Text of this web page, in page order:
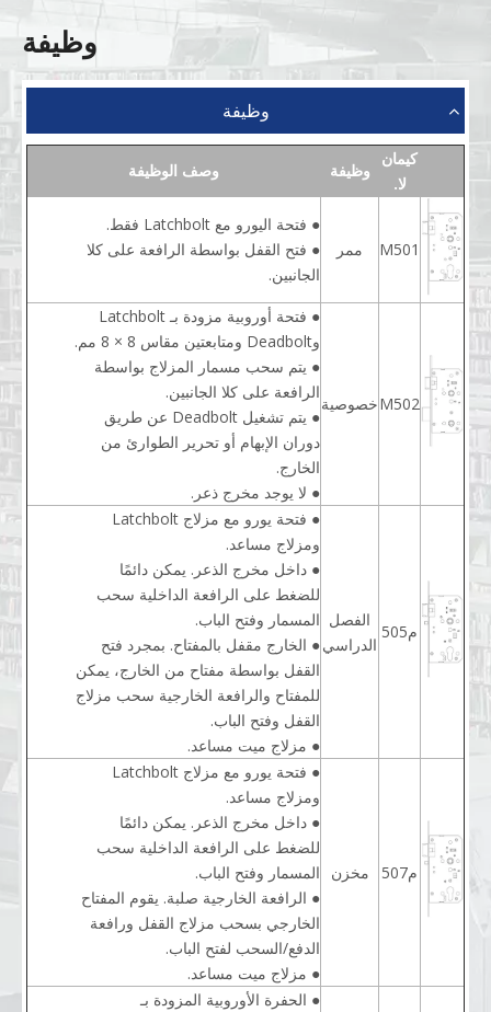
وظيفة
وظيفة
كيمان
لا.
وظيفة وصف الوظيفة
M501 ممر
● فتحة اليورو مع Latchbolt فقط.
● فتح القفل بواسطة الرافعة على كلا
الجانبين.
M502خصوصية
● فتحة أوروبية مزودة بـ Latchbolt
وDeadbolt ومتابعتين مقاس 8 × 8 مم.
● يتم سحب مسمار المزلاج بواسطة
الرافعة على كلا الجانبين.
● يتم تشغيل Deadbolt عن طريق
دوران الإبهام أو تحرير الطوارئ من
الخارج.
● لا يوجد مخرج ذعر.
م505
الفصل
الدراسي
● فتحة يورو مع مزلاج Latchbolt
ومزلاج مساعد.
● داخل مخرج الذعر. يمكن دائمًا
للضغط على الرافعة الداخلية سحب
المسمار وفتح الباب.
● الخارج مقفل بالمفتاح. بمجرد فتح
القفل بواسطة مفتاح من الخارج، يمكن
للمفتاح والرافعة الخارجية سحب مزلاج
القفل وفتح الباب.
● مزلاج ميت مساعد.
م507 مخزن
● فتحة يورو مع مزلاج Latchbolt
ومزلاج مساعد.
● داخل مخرج الذعر. يمكن دائمًا
للضغط على الرافعة الداخلية سحب
المسمار وفتح الباب.
● الرافعة الخارجية صلبة. يقوم المفتاح
الخارجي بسحب مزلاج القفل ورافعة
الدفع/السحب لفتح الباب.
● مزلاج ميت مساعد.
● الحفرة الأوروبية المزودة بـ